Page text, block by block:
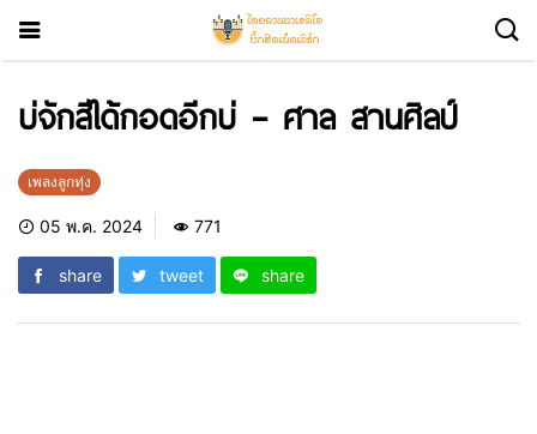
บ่จักสิได้กอดอีกบ่ – ศาล สานศิลป์
เพลงลูกทุ่ง
05 พ.ค. 2024 771
share tweet share